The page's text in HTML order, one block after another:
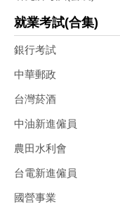
就業考試(合集)
銀行考試
中華郵政
台灣菸酒
中油新進僱員
農田水利會
台電新進僱員
國營事業